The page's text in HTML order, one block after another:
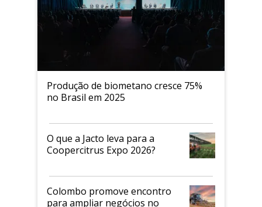
Produção de biometano cresce 75%
no Brasil em 2025
O que a Jacto leva para a
Coopercitrus Expo 2026?
Colombo promove encontro
para ampliar negócios no